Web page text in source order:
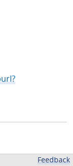
Feedback